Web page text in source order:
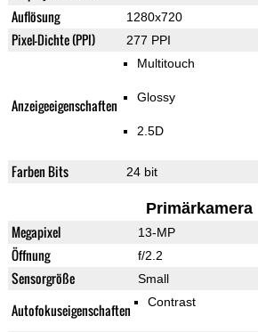
Auflösung 1280x720
Pixel-Dichte (PPI) 277 PPI
Anzeigeeigenschaften
Multitouch
Glossy
2.5D
Farben Bits 24 bit
Primärkamera
Megapixel 13-MP
Öffnung f/2.2
Sensorgröße Small
Autofokuseigenschaften Contrast